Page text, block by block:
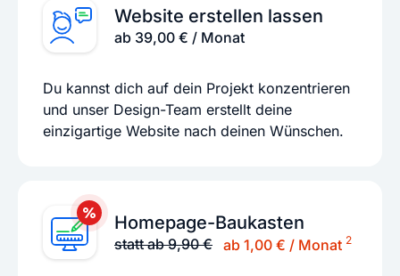
Website erstellen lassen
ab 39,00 € / Monat
Du kannst dich auf dein Projekt konzentrieren
und unser Design-Team erstellt deine
einzigartige Website nach deinen Wünschen.
Homepage-Baukasten
statt ab 9,90 € ab 1,00 € / Monat 2